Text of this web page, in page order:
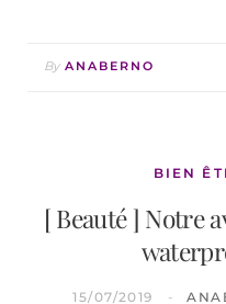
By ANABERNO
BIEN
[ Beauté ] Notre
15/07/2019